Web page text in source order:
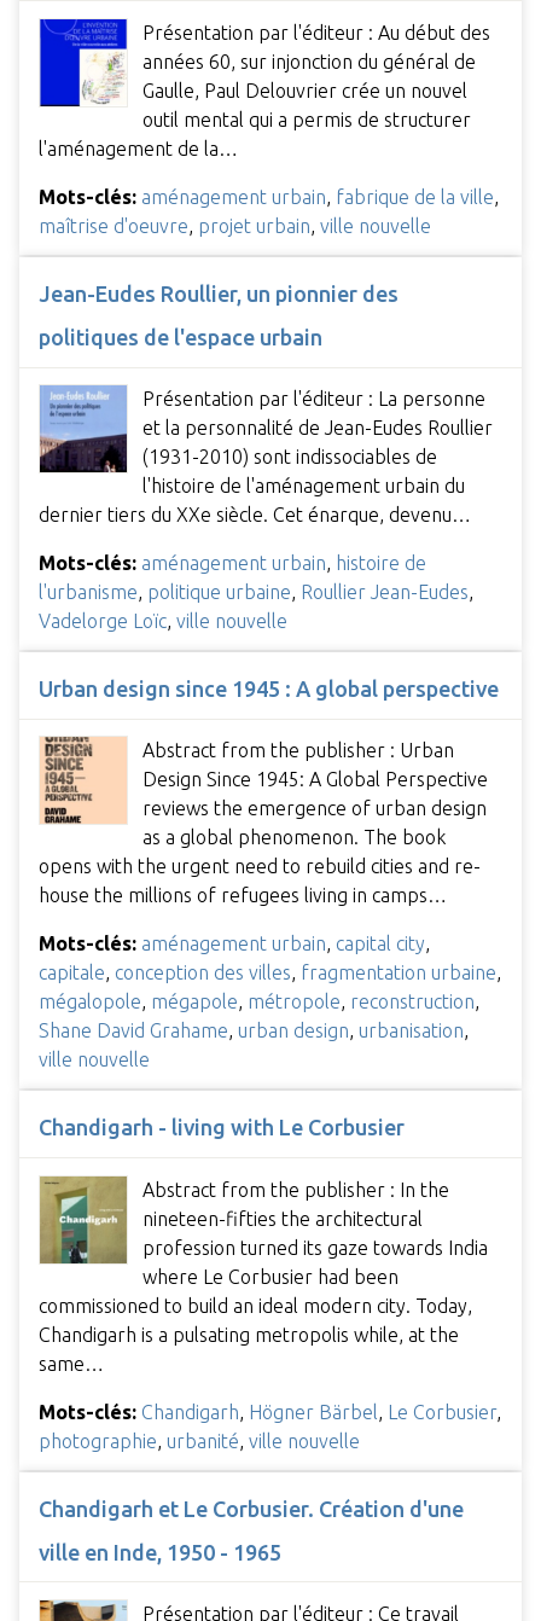
Présentation par l'éditeur : Au début des
années 60, sur injonction du général de
Gaulle, Paul Delouvrier crée un nouvel
outil mental qui a permis de structurer
l'aménagement de la…
Mots-clés: aménagement urbain, fabrique de la ville,
maîtrise d'oeuvre, projet urbain, ville nouvelle
Jean-Eudes Roullier, un pionnier des
politiques de l'espace urbain
Présentation par l'éditeur : La personne
et la personnalité de Jean-Eudes Roullier
(1931-2010) sont indissociables de
l'histoire de l'aménagement urbain du
dernier tiers du XXe siècle. Cet énarque, devenu…
Mots-clés: aménagement urbain, histoire de
l'urbanisme, politique urbaine, Roullier Jean-Eudes,
Vadelorge Loïc, ville nouvelle
Urban design since 1945 : A global perspective
Abstract from the publisher : Urban
Design Since 1945: A Global Perspective
reviews the emergence of urban design
as a global phenomenon. The book
opens with the urgent need to rebuild cities and re-
house the millions of refugees living in camps…
Mots-clés: aménagement urbain, capital city,
capitale, conception des villes, fragmentation urbaine,
mégalopole, mégapole, métropole, reconstruction,
Shane David Grahame, urban design, urbanisation,
ville nouvelle
Chandigarh - living with Le Corbusier
Abstract from the publisher : In the
nineteen-fifties the architectural
profession turned its gaze towards India
where Le Corbusier had been
commissioned to build an ideal modern city. Today,
Chandigarh is a pulsating metropolis while, at the
same…
Mots-clés: Chandigarh Högner Bärbel Le Corbusier,
photographie urbanité ville nouvelle
Chandigarh et Le Corbusier. Création d'une
ville en Inde, 1950 - 1965
Présentation par l'éditeur : Ce travail